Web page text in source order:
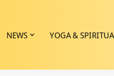
NEWS YOGA &